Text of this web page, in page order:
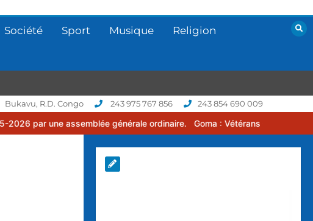
Société Sport Musique Religion
Bukavu, R.D. Congo 243 975 767 856 243 854 690 009
générale ordinaire. Goma : Vétérans Cup 2026 -2027, une